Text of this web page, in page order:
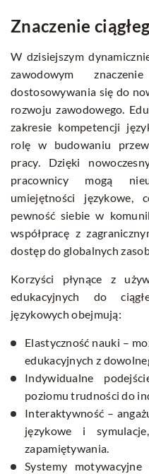
Znaczenie
W dzisiejszym
zawodowym
dostosowywania się do
rozwoju zawodowego.
zakresie kompetencji
rolę w budowaniu
pracy. Dzięki
pracownicy mogą
umiejętności językowe,
pewność siebie w
współpracę z
dostęp do globalnych
Korzyści płynące z
edukacyjnych do
językowych obejmują:
Elastyczność nauki –
edukacyjnych z
Indywidualne
poziomu trudności do
Interaktywność –
językowe i
zapamiętywania.
Systemy